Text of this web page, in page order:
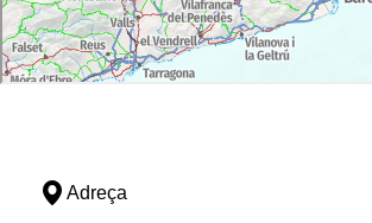
Adreça